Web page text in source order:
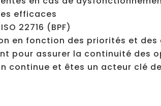
efficaces
22716 (BPF)
en fonction des priorités et des
pour assurer la continuité des
continue et êtes un acteur clé